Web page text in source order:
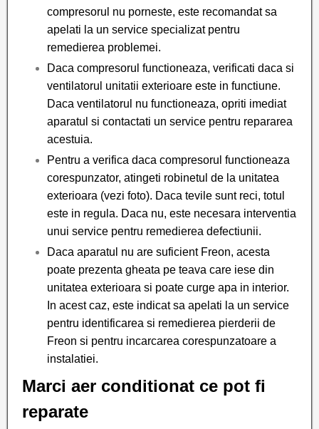
compresorul nu porneste, este recomandat sa
apelati la un service specializat pentru
remedierea problemei.
Daca compresorul functioneaza, verificati daca si
ventilatorul unitatii exterioare este in functiune.
Daca ventilatorul nu functioneaza, opriti imediat
aparatul si contactati un service pentru repararea
acestuia.
Pentru a verifica daca compresorul functioneaza
corespunzator, atingeti robinetul de la unitatea
exterioara (vezi foto). Daca tevile sunt reci, totul
este in regula. Daca nu, este necesara interventia
unui service pentru remedierea defectiunii.
Daca aparatul nu are suficient Freon, acesta
poate prezenta gheata pe teava care iese din
unitatea exterioara si poate curge apa in interior.
In acest caz, este indicat sa apelati la un service
pentru identificarea si remedierea pierderii de
Freon si pentru incarcarea corespunzatoare a
instalatiei.
Marci aer conditionat ce pot fi
reparate